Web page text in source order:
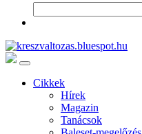
Cikkek
Hírek
Magazin
Tanácsok